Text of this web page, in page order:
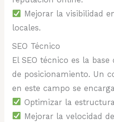
Mejorar la visibilidad
locales.
SEO Técnico
El SEO técnico es la
de posicionamiento. Un
en este campo se
Optimizar la
Mejorar la velocidad